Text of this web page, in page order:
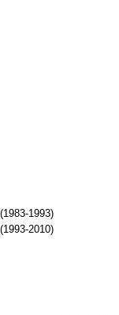
1993)
2010)